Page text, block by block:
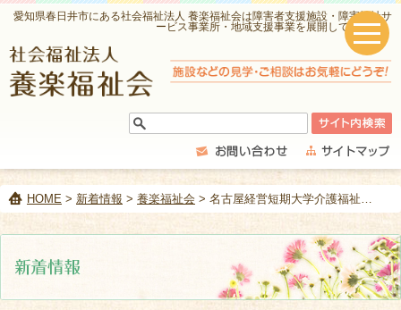
愛知県春日井市にある社会福祉法人 養楽福祉会は障害者支援施設・障害福祉サ
ービス事業所・地域支援事業を展開しています。
HOME > 新着情報 > 養楽福祉会 > 名古屋経営短期大学介護福祉学科学生対象事業説明会に参加！